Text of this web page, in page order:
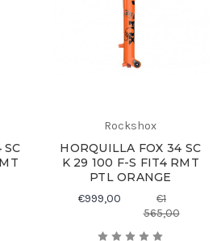
SC
Rockshox
HORQUILLA FOX 34 SC
K 29 100 F-S FIT4 RMT
PTL ORANGE
€999,00
€1
565,00